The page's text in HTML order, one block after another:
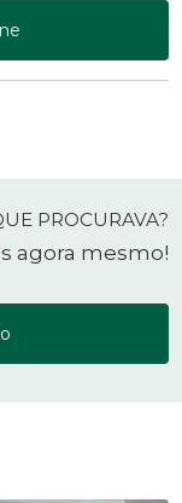
PROCURAVA?
agora mesmo!